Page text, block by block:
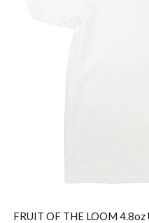
FRUIT OF THE LOOM